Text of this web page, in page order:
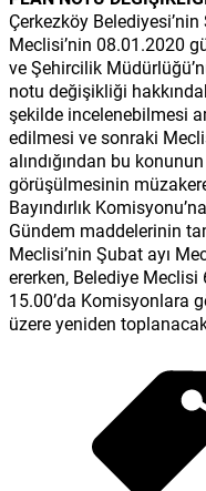
Çerkezköy
Meclisi’nin 08.01.2020
ve Şehircilik
notu değişikliği
şekilde incelenebilmesi
edilmesi ve sonraki
alındığından bu
görüşülmesinin
Bayındırlık
Gündem maddelerinin
Meclisi’nin Şubat ayı
ererken, Belediye
15.00’da Komisyonlara
üzere yeniden